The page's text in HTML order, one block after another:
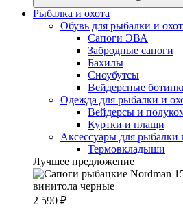
Рыбалка и охота
Обувь для рыбалки и
Сапоги ЭВА
Забродные сапоги
Бахилы
Сноубутсы
Вейдерсные
Одежда для рыбалки и
Вейдерсы и
Куртки и плащи
Аксессуары для рыбалки
Термовкладыши
Лучшее предложение
2 590 ₽